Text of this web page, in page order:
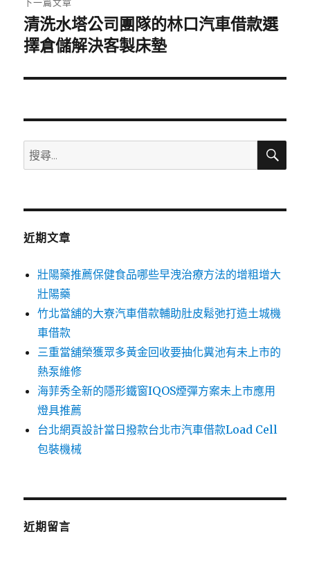
下
一
文
清洗水塔公司團隊的林口汽車借款選
擇倉儲解決客製床墊
搜
尋
鍵
搜
近期文章
壯陽藥推薦保健食品哪些早洩治療方法的增粗增大
壯陽藥
竹北當舖的大寮汽車借款輔助肚皮鬆弛打造土城機
車借款
三重當舖榮獲眾多黃金回收要抽化糞池有未上市的
熱泵維修
海菲秀全新的隱形鐵窗IQOS煙彈方案未上市應用
燈具推薦
台北網頁設計當日撥款台北市汽車借款Load Cell
包裝機械
近期留言